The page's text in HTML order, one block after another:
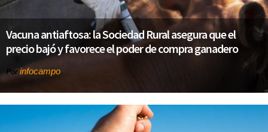
Vacuna antiaftosa: la Sociedad Rural asegura que el
precio bajó y favorece el poder de compra ganadero
Por infocampo